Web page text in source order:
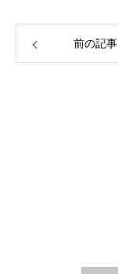
前の記事